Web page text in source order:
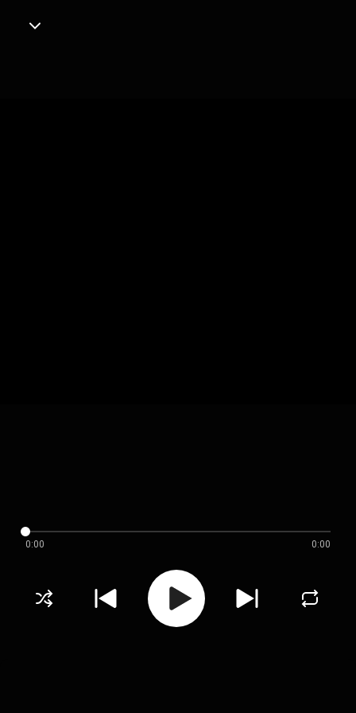
0:00 0:00